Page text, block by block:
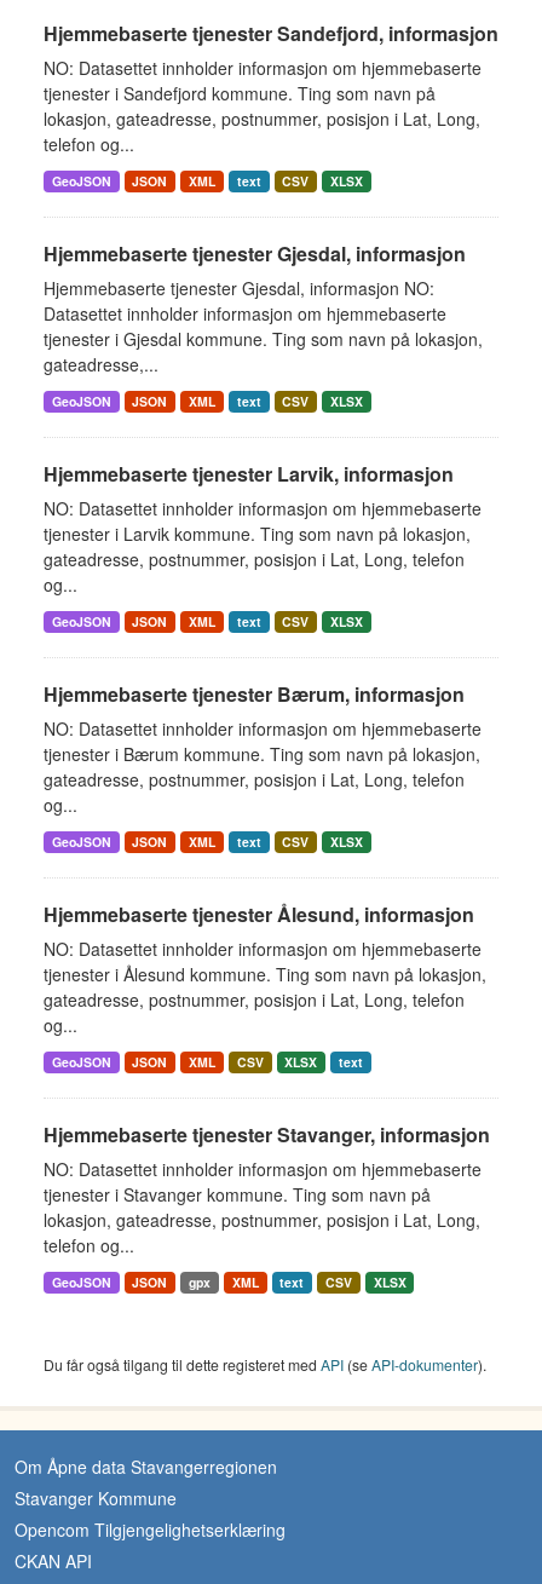
Hjemmebaserte tjenester Sandefjord, informasjon
NO: Datasettet innholder informasjon om hjemmebaserte
tjenester i Sandefjord kommune. Ting som navn på
lokasjon, gateadresse, postnummer, posisjon i Lat, Long,
telefon og...
GeoJSON JSON XML text CSV XLSX
Hjemmebaserte tjenester Gjesdal, informasjon
Hjemmebaserte tjenester Gjesdal, informasjon NO:
Datasettet innholder informasjon om hjemmebaserte
tjenester i Gjesdal kommune. Ting som navn på lokasjon,
gateadresse,...
GeoJSON JSON XML text CSV XLSX
Hjemmebaserte tjenester Larvik, informasjon
NO: Datasettet innholder informasjon om hjemmebaserte
tjenester i Larvik kommune. Ting som navn på lokasjon,
gateadresse, postnummer, posisjon i Lat, Long, telefon
og...
GeoJSON JSON XML text CSV XLSX
Hjemmebaserte tjenester Bærum, informasjon
NO: Datasettet innholder informasjon om hjemmebaserte
tjenester i Bærum kommune. Ting som navn på lokasjon,
gateadresse, postnummer, posisjon i Lat, Long, telefon
og...
GeoJSON JSON XML text CSV XLSX
Hjemmebaserte tjenester Ålesund, informasjon
NO: Datasettet innholder informasjon om hjemmebaserte
tjenester i Ålesund kommune. Ting som navn på lokasjon,
gateadresse, postnummer, posisjon i Lat, Long, telefon
og...
GeoJSON JSON XML CSV XLSX text
Hjemmebaserte tjenester Stavanger, informasjon
NO: Datasettet innholder informasjon om hjemmebaserte
tjenester i Stavanger kommune. Ting som navn på
lokasjon, gateadresse, postnummer, posisjon i Lat, Long,
telefon og...
GeoJSON JSON gpx XML text CSV XLSX
Du får også tilgang til dette registeret med API (seAPI-dokumenter).
Om Åpne data Stavangerregionen
Stavanger Kommune
Opencom Tilgjengelighetserklæring
CKAN API